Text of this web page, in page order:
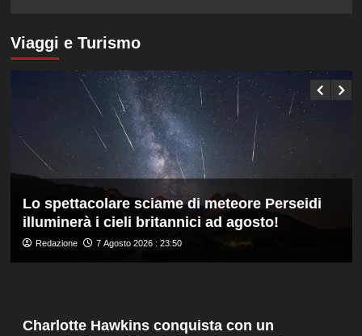
oro
arriva
sincro
con
Pizzini
su
Fifa,
Priante
(Siga)
credibilità
del
sistema
passa
governance
e
trasparenza”
Viaggi e Turismo
Lo spettacolare sciame di meteore Perseidi
illuminerà i cieli britannici ad agosto!
Redazione 7 Agosto 2026 : 23:50
Charlotte Hawkins conquista con un